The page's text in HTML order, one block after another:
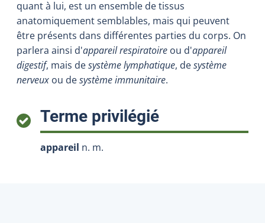
quant à lui, est un ensemble de tissus
anatomiquement semblables, mais qui peuvent
être présents dans différentes parties du corps. On
parlera ainsi d'appareil respiratoire ou d'appareil
digestif, mais desystème lymphatique, desystème
nerveux ou desystème immunitaire.
Terme privilégié:
appareil n. m.